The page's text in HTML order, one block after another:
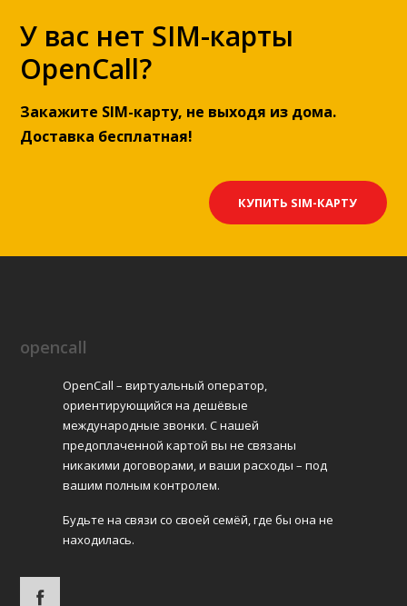
У вас нет SIM-карты
OpenCall?
Закажите SIM-карту, не выходя из дома.
Доставка бесплатная!
КУПИТЬ SIM-КАРТУ
opencall
OpenCall – виртуальный оператор,
ориентирующийся на дешёвые
международные звонки. С нашей
предоплаченной картой вы не связаны
никакими договорами, и ваши расходы – под
вашим полным контролем.
Будьте на связи со своей семёй, где бы она не
находилась.